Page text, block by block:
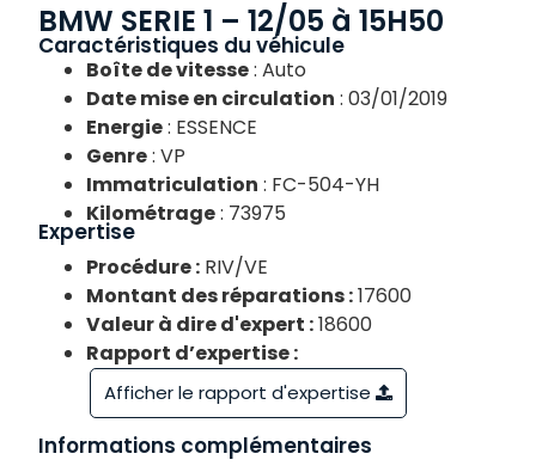
BMW SERIE 1 – 12/05 à 15H50
Caractéristiques du véhicule
Boîte de vitesse: Auto
Date mise en circulation : 03/01/2019
Energie: ESSENCE
Genre: VP
Immatriculation : FC-504-YH
Kilométrage: 73975
Expertise
Procédure : RIV/VE
Montant des réparations :17600
Valeur à dire d'expert :18600
Rapport d’expertise :
Afficher le rapport d'expertise
Informations complémentaires